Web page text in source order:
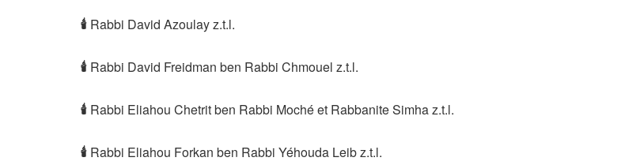
🕯 Rabbi David Azoulay z.t.l.
🕯 Rabbi David Freidman ben Rabbi Chmouel z.t.l.
🕯 Rabbi Eliahou Chetrit ben Rabbi Moché et Rabbanite Simha z.t.l.
🕯 Rabbi Eliahou Forkan ben Rabbi Yéhouda Leib z.t.l.